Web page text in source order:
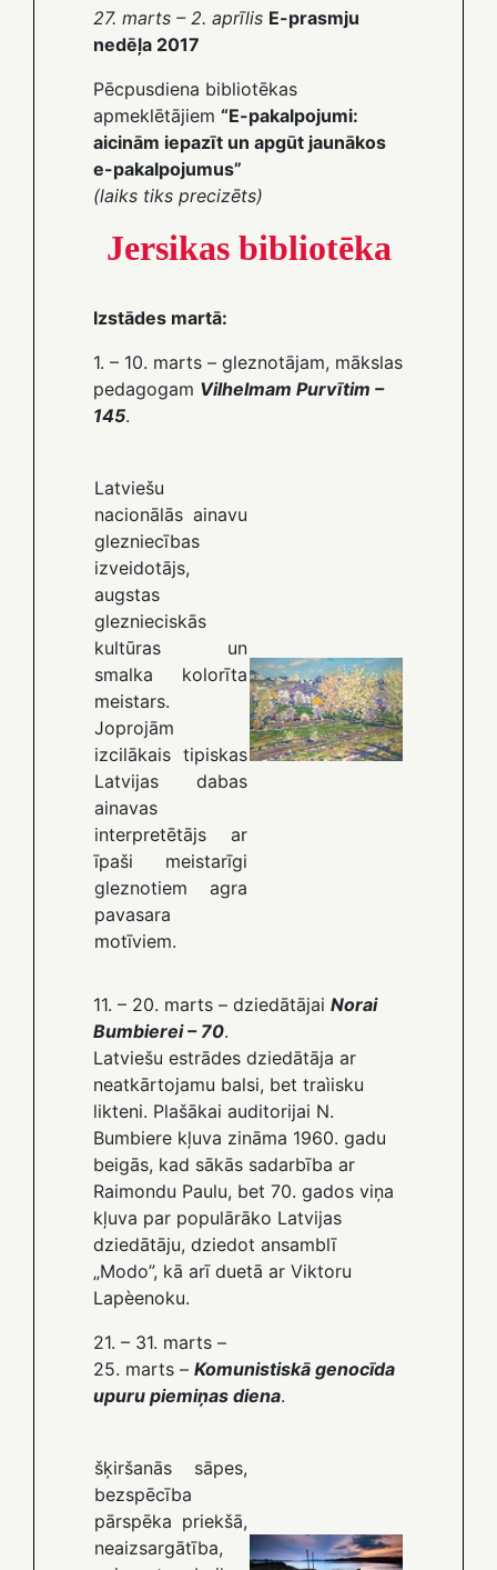
27. marts – 2. aprīlis E-prasmju
nedēļa 2017
Pēcpusdiena bibliotēkas
apmeklētājiem “E-pakalpojumi:
aicinām iepazīt un apgūt jaunākos
e-pakalpojumus”
(laiks tiks precizēts)
Jersikas bibliotēka
Izstādes martā:
1. – 10. marts – gleznotājam, mākslas
pedagogam Vilhelmam Purvītim –
145.
Latviešu
nacionālās ainavu
glezniecības
izveidotājs,
augstas
gleznieciskās
kultūras un
smalka kolorīta
meistars.
Joprojām
izcilākais tipiskas
Latvijas dabas
ainavas
interpretētājs ar
īpaši meistarīgi
gleznotiem agra
pavasara
motīviem.
11. – 20. marts – dziedātājai Norai
Bumbierei – 70.
Latviešu estrādes dziedātāja ar
neatkārtojamu balsi, bet traìisku
likteni. Plašākai auditorijai N.
Bumbiere kļuva zināma 1960. gadu
beigās, kad sākās sadarbība ar
Raimondu Paulu, bet 70. gados viņa
kļuva par populārāko Latvijas
dziedātāju, dziedot ansamblī
„Modo”, kā arī duetā ar Viktoru
Lapèenoku.
21. – 31. marts –
25. marts – Komunistiskā genocīda
upuru piemiņas diena.
šķiršanās sāpes,
bezspēcība
pārspēka priekšā,
neaizsargātība,